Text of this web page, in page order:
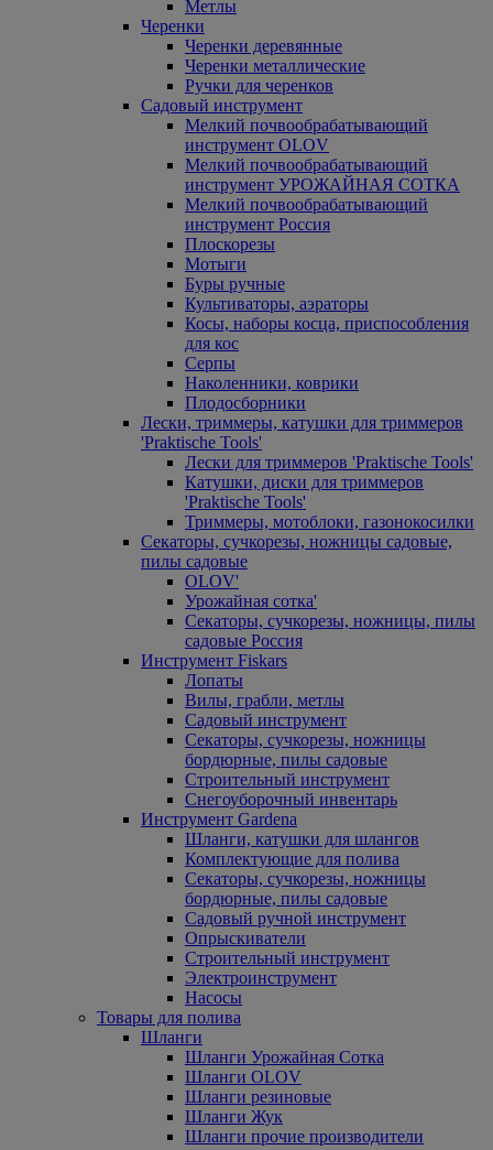
Метлы
Черенки
Черенки деревянные
Черенки металлические
Ручки для черенков
Садовый инструмент
Мелкий почвообрабатывающий
инструмент OLOV
Мелкий почвообрабатывающий
инструмент УРОЖАЙНАЯ СОТКА
Мелкий почвообрабатывающий
инструмент Россия
Плоскорезы
Мотыги
Буры ручные
Культиваторы, аэраторы
Косы, наборы косца, приспособления
для кос
Серпы
Наколенники, коврики
Плодосборники
Лески, триммеры, катушки для триммеров
'Praktische Tools'
Лески для триммеров 'Praktische Tools'
Катушки, диски для триммеров
'Praktische Tools'
Триммеры, мотоблоки, газонокосилки
Секаторы, сучкорезы, ножницы садовые,
пилы садовые
OLOV'
Урожайная сотка'
Секаторы, сучкорезы, ножницы, пилы
садовые Россия
Инструмент Fiskars
Лопаты
Вилы, грабли, метлы
Садовый инструмент
Секаторы, сучкорезы, ножницы
бордюрные, пилы садовые
Строительный инструмент
Снегоуборочный инвентарь
Инструмент Gardena
Шланги, катушки для шлангов
Комплектующие для полива
Секаторы, сучкорезы, ножницы
бордюрные, пилы садовые
Садовый ручной инструмент
Опрыскиватели
Строительный инструмент
Электроинструмент
Насосы
Товары для полива
Шланги
Шланги Урожайная Сотка
Шланги OLOV
Шланги резиновые
Шланги Жук
Шланги прочие производители